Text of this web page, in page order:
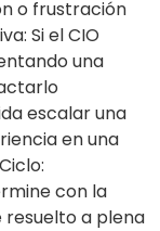
o frustración
Si el CIO
una
escalar una
en una
con la
a plena